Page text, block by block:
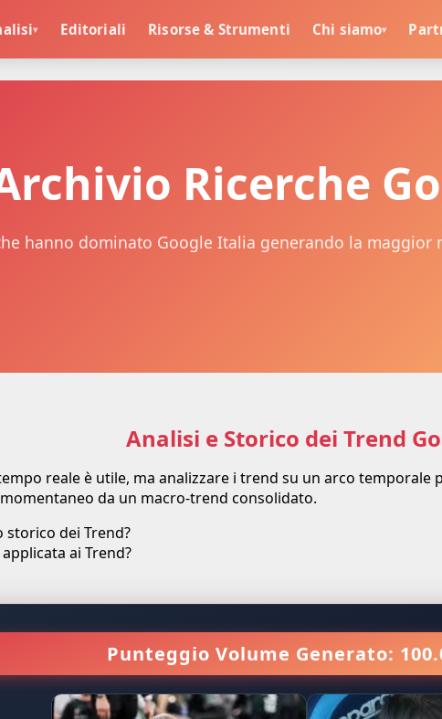
▾ Editoriali Risorse & Strumenti Chi siamo▾
Ricerche
hanno dominato Google Italia generando la
Analisi e Storico dei Trend
reale è utile, ma analizzare i trend su un arco temporale
da un macro-trend consolidato.
storico dei Trend?
ai Trend?
Punteggio Volume Generato: